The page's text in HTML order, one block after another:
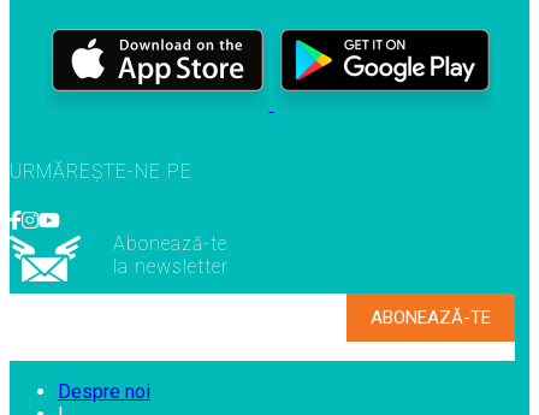
URMĂREȘTE-NE PE
Abonează-te
la newsletter
Despre noi